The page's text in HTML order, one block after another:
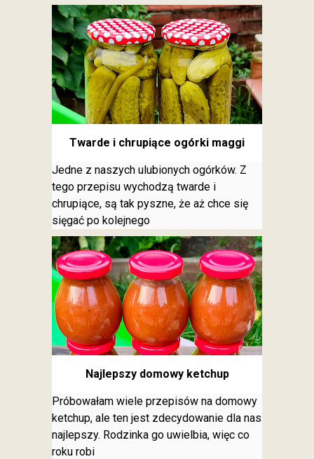
Twarde i chrupiące ogórki maggi
Jedne z naszych ulubionych ogórków. Z
tego przepisu wychodzą twarde i
chrupiące, są tak pyszne, że aż chce się
sięgać po kolejnego
Najlepszy domowy ketchup
Próbowałam wiele przepisów na domowy
ketchup, ale ten jest zdecydowanie dla nas
najlepszy. Rodzinka go uwielbia, więc co
roku robi